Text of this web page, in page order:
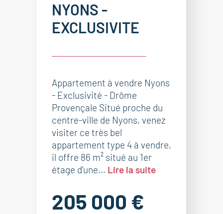
NYONS -
EXCLUSIVITE
Appartement à vendre Nyons
- Exclusivité - Drôme
Provençale Situé proche du
centre-ville de Nyons, venez
visiter ce très bel
appartement type 4 à vendre,
il offre 86 m² situé au 1er
étage d'une... Lire la suite
205 000 €